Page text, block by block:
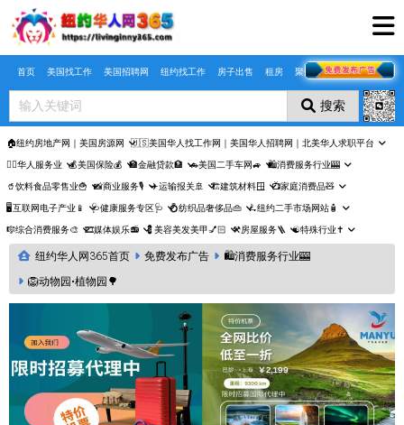
Skip to main content
首页 美国找工作 美国招聘网 纽约找工作 房子出售 租房 聚合页
搜索
🏠纽约房地产网｜美国房源网 🇺🇸美国华人找工作网｜美国华人招聘网｜北美华人求职平台
🤵‍♀️华人服务业 💰美国保险💰 🏦金融贷款🏦 🚗美国二手车网🚙 🛍️消费服务行业🎰
🥤饮料食品零售业🍟 📸商业服务🎙️ ✈️运输报关🚢 🏗️建筑材料🪟 📺家庭消费品🧸
🖥️互联网电子产业📱 🩺健康服务专区🩺 💍纺织品奢侈品👜 🛴纽约二手市场网站🧴
🎼综合消费服务🎨 🎞️媒体娱乐📻 💈美容美发美甲💅🏻 ⚒️房屋服务🪜 ☯️特殊行业✝️
纽约华人网365首页 免费发布广告
🛍️消费服务行业🎰
🦁动物园•植物园🌳